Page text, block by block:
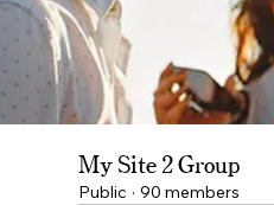
My Site 2 Group
Public · 90 members